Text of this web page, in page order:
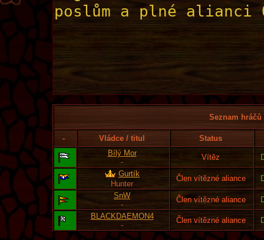
Seznam
- Vládce / titul
Status
Bílý Mor
-
Vítěz
Gurtík
Hunter
Člen vítězné aliance
SnW
-
Člen vítězné aliance
BLACKDAEMON4
-
Člen vítězné aliance